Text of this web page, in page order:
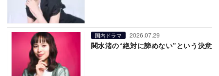
国内ドラマ 2026.07.29
関水渚の“絶対に諦めない”という決意